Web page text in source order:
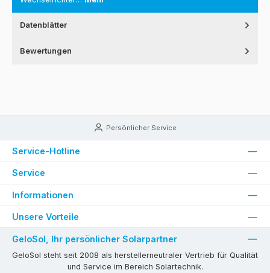
Datenblätter
Bewertungen
Persönlicher Service
Service-Hotline
Service
Informationen
Unsere Vorteile
GeloSol, Ihr persönlicher Solarpartner
GeloSol steht seit 2008 als herstellerneutraler Vertrieb für Qualität
und Service im Bereich Solartechnik.